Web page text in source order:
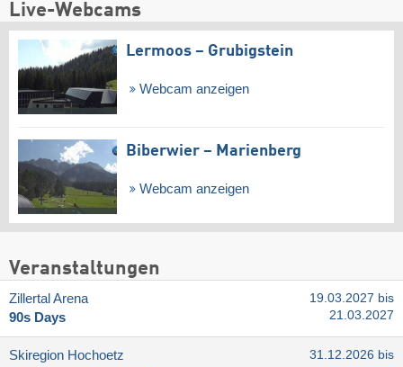
Live-Webcams
Lermoos – Grubigstein
Webcam anzeigen
Biberwier – Marienberg
Webcam anzeigen
Veranstaltungen
Zillertal Arena
90s Days
19.03.2027 bis
21.03.2027
Skiregion Hochoetz
31.12.2026 bis